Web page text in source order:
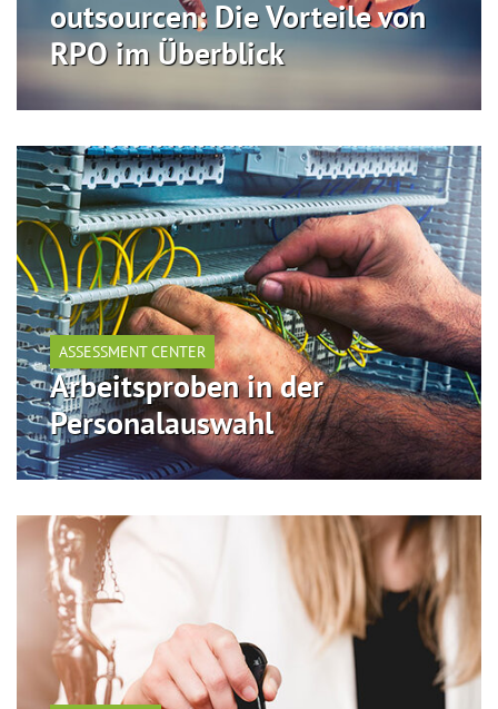
outsourcen: Die Vorteile von
RPO im Überblick
ASSESSMENT CENTER
Arbeitsproben in der
Personalauswahl